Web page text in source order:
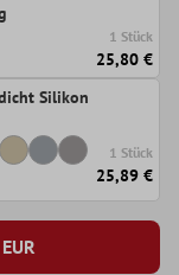
1 Stück
25,80 €
Silikon
1 Stück
25,89 €